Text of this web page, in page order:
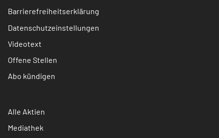
Barrierefreiheitserklärung
Datenschutzeinstellungen
Videotext
Offene Stellen
Abo kündigen
Alle Aktien
Mediathek